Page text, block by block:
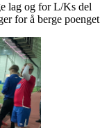
lag og for L/Ks del
for å berge